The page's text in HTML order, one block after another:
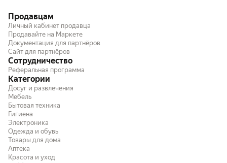
Продавцам
Личный кабинет продавца
Продавайте на Маркете
Документация для партнёров
Сайт для партнёров
Сотрудничество
Реферальная программа
Категории
Досуг и развлечения
Мебель
Бытовая техника
Гигиена
Электроника
Одежда и обувь
Товары для дома
Аптека
Красота и уход